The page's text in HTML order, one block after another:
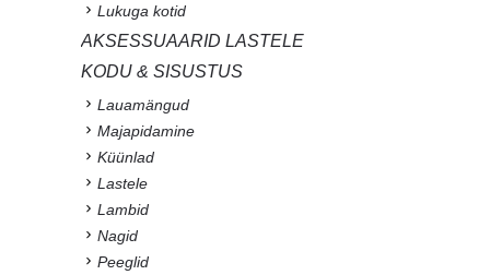
Lukuga kotid
AKSESSUAARID LASTELE
KODU & SISUSTUS
Lauamängud
Majapidamine
Küünlad
Lastele
Lambid
Nagid
Peeglid